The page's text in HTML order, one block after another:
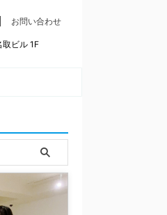
お問い合わせ
ビル 1F